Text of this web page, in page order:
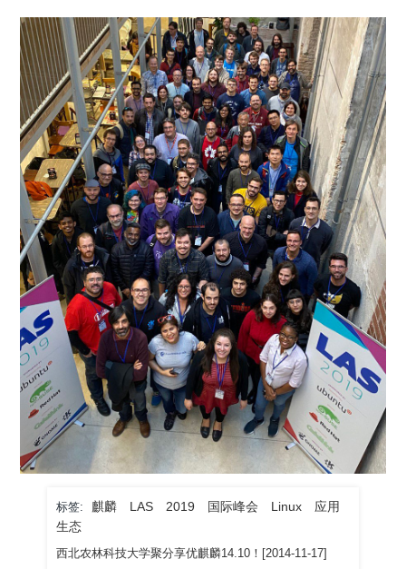
标签: 麒麟 LAS 2019 国际峰会 Linux
应用
生态
西北农林科技大学聚分享优麒麟14.10！[2014-11-17]